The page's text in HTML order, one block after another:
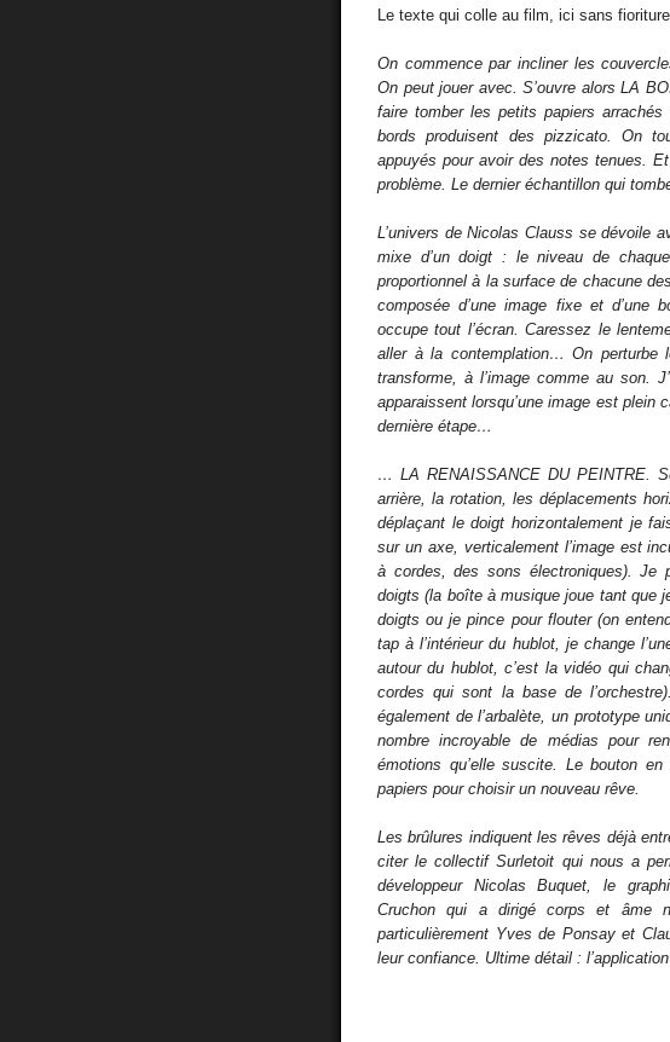
Le texte qui colle au film, ici sans
On commence par incliner les
On peut jouer avec. S’ouvre alors LA
faire tomber les petits papiers
bords produisent des pizzicato. On
appuyés pour avoir des notes tenues.
problème. Le dernier échantillon qui
L’univers de Nicolas Clauss se dévoile
mixe d’un doigt : le niveau de
proportionnel à la surface de chacune
composée d’une image fixe et d’une
occupe tout l’écran. Caressez le
aller à la contemplation… On perturbe
transforme, à l’image comme au son.
apparaissent lorsqu’une image est
dernière étape…
… LA RENAISSANCE DU PEINTRE.
arrière, la rotation, les déplacements
déplaçant le doigt horizontalement je
sur un axe, verticalement l’image est
à cordes, des sons électroniques). Je
doigts (la boîte à musique joue tant que
doigts ou je pince pour flouter (on
tap à l’intérieur du hublot, je change
autour du hublot, c’est la vidéo qui
cordes qui sont la base de
également de l’arbalète, un prototype
nombre incroyable de médias pour
émotions qu’elle suscite. Le bouton
papiers pour choisir un nouveau rêve.
Les brûlures indiquent les rêves déjà
citer le collectif Surletoit qui nous a
développeur Nicolas Buquet, le
Cruchon qui a dirigé corps et âme
particulièrement Yves de Ponsay et
leur confiance. Ultime détail :